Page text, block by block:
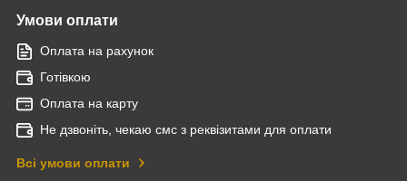
Умови оплати
Оплата на рахунок
Готівкою
Оплата на карту
Не дзвоніть, чекаю смс з реквізитами для оплати
Всі умови оплати